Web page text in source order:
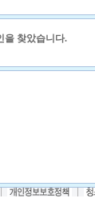
을 찾았습니다.